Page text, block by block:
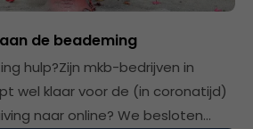
de beademing
hulp?Zijn mkb-bedrijven in
wel klaar voor de (in coronatijd)
naar online? We besloten…